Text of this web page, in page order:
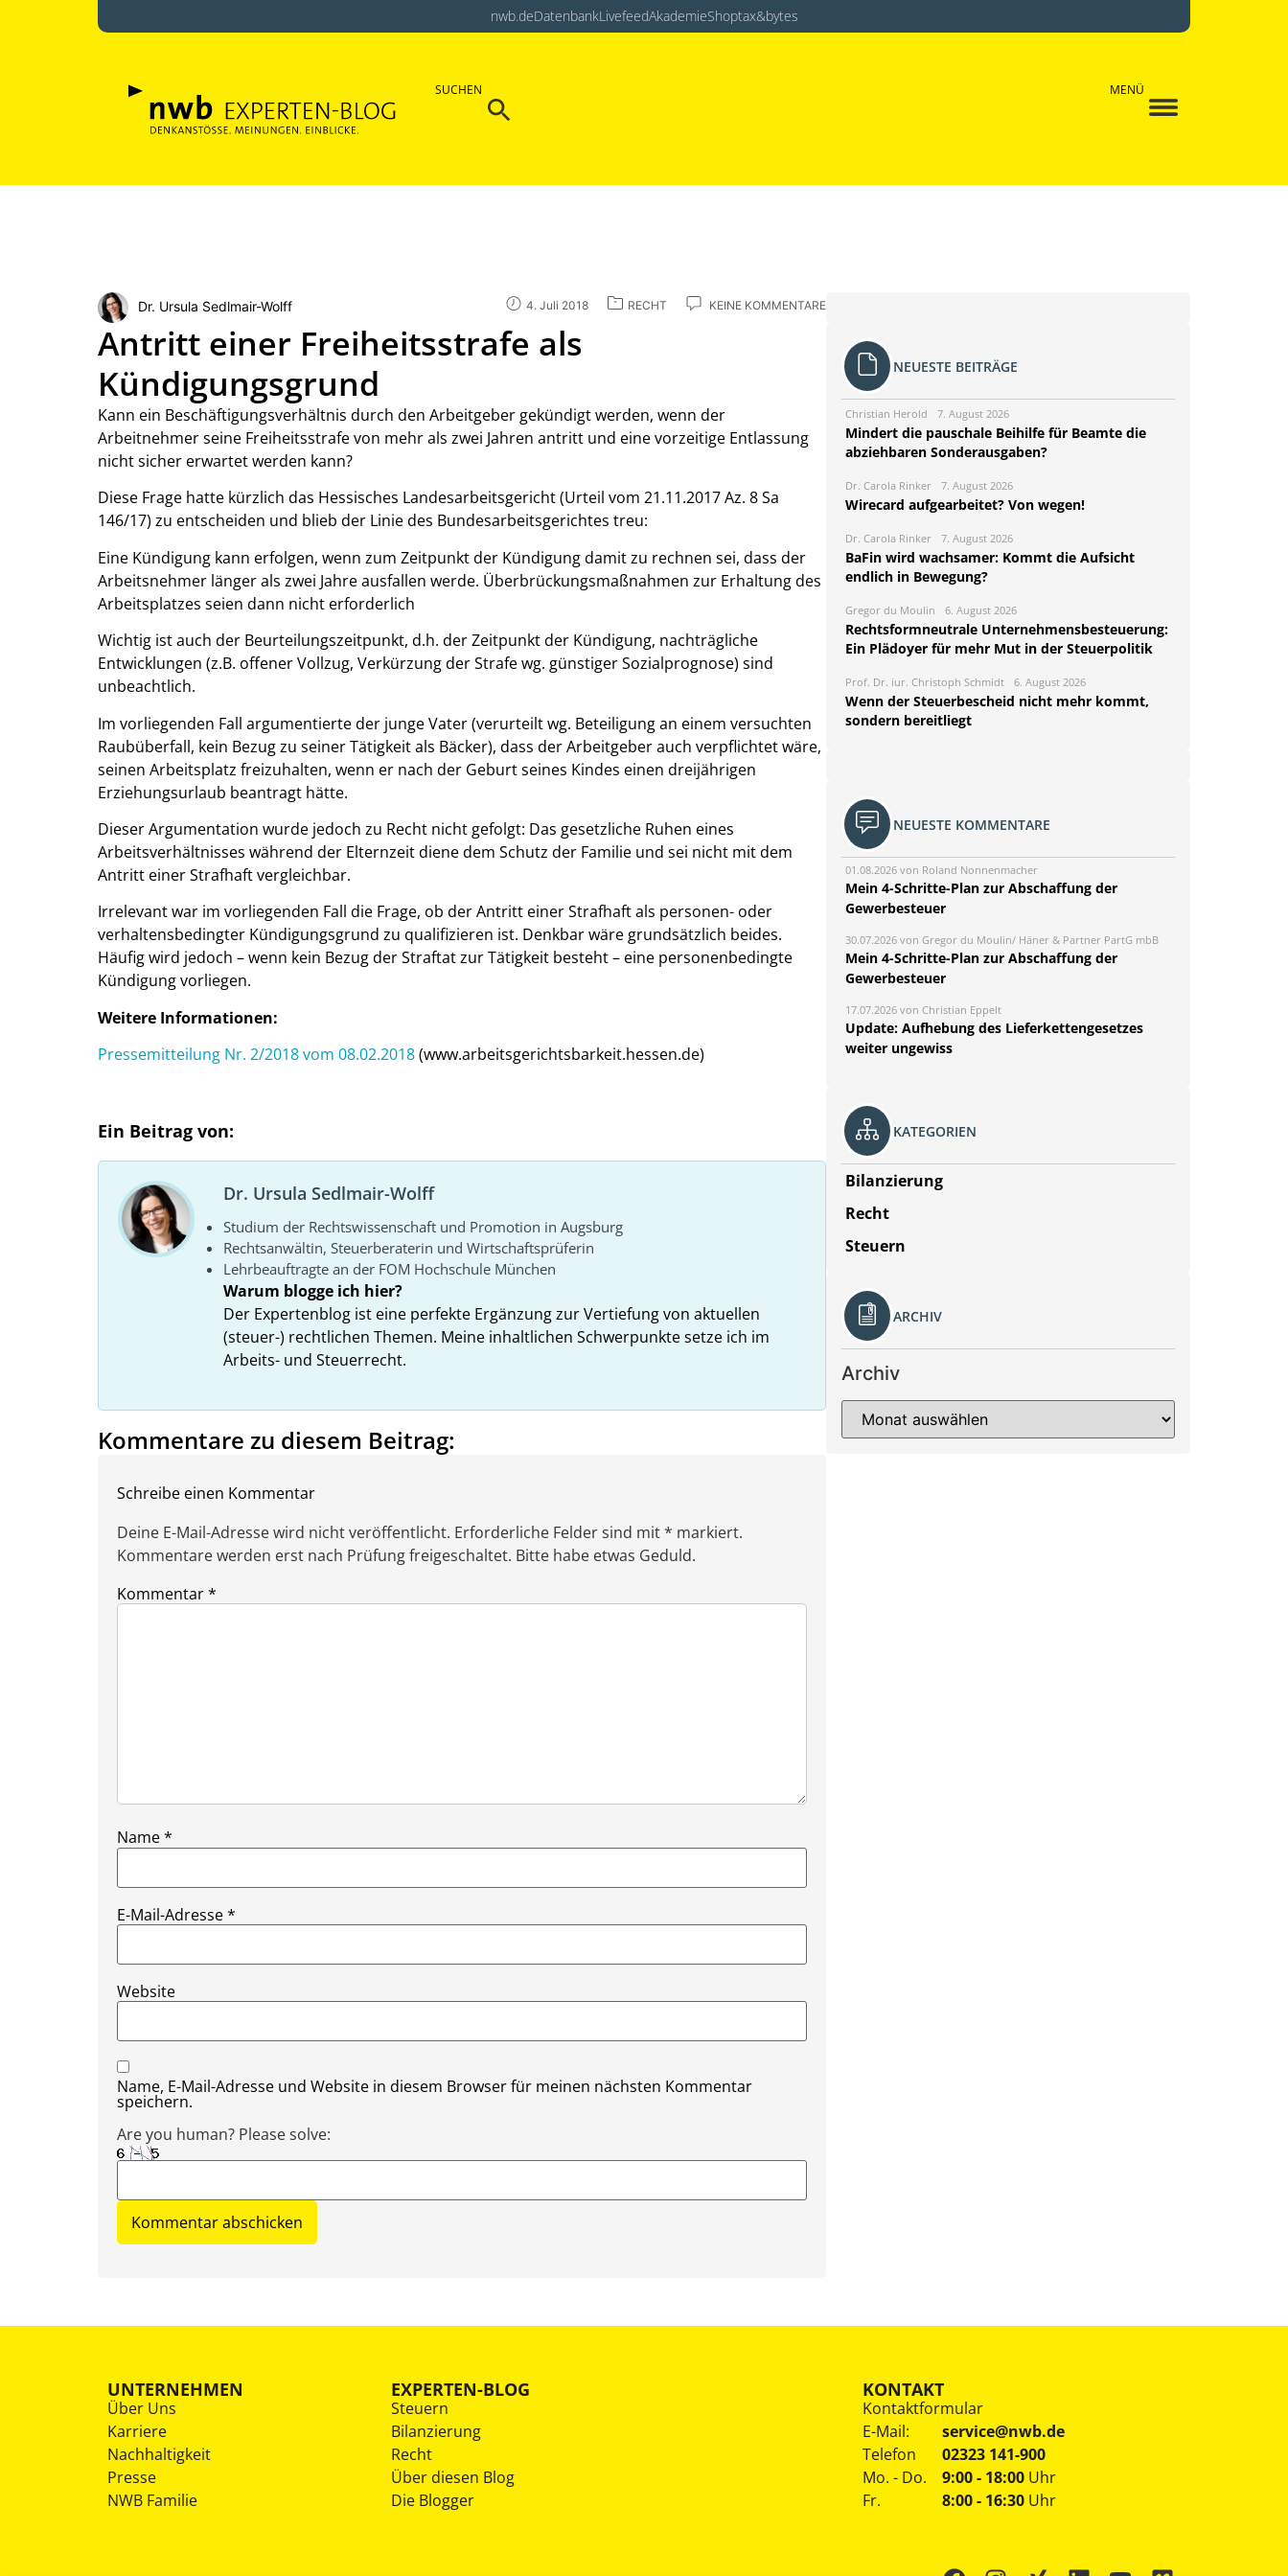
nwb.deDatenbankLivefeedAkademieShoptax&bytes
SUCHEN
Search
MENÜ
Dr. Ursula Sedlmair-Wolff 4. Juli 2018 RECHT KEINE KOMMENTARE
Antritt einer Freiheitsstrafe als
Kündigungsgrund
Kann ein Beschäftigungsverhältnis durch den Arbeitgeber gekündigt werden, wenn der
Arbeitnehmer seine Freiheitsstrafe von mehr als zwei Jahren antritt und eine vorzeitige Entlassung
nicht sicher erwartet werden kann?
Diese Frage hatte kürzlich das Hessisches Landesarbeitsgericht (Urteil vom 21.11.2017 Az. 8 Sa
146/17) zu entscheiden und blieb der Linie des Bundesarbeitsgerichtes treu:
Eine Kündigung kann erfolgen, wenn zum Zeitpunkt der Kündigung damit zu rechnen sei, dass der
Arbeitsnehmer länger als zwei Jahre ausfallen werde. Überbrückungsmaßnahmen zur Erhaltung des
Arbeitsplatzes seien dann nicht erforderlich
Wichtig ist auch der Beurteilungszeitpunkt, d.h. der Zeitpunkt der Kündigung, nachträgliche
Entwicklungen (z.B. offener Vollzug, Verkürzung der Strafe wg. günstiger Sozialprognose) sind
unbeachtlich.
Im vorliegenden Fall argumentierte der junge Vater (verurteilt wg. Beteiligung an einem versuchten
Raubüberfall, kein Bezug zu seiner Tätigkeit als Bäcker), dass der Arbeitgeber auch verpflichtet wäre,
seinen Arbeitsplatz freizuhalten, wenn er nach der Geburt seines Kindes einen dreijährigen
Erziehungsurlaub beantragt hätte.
Dieser Argumentation wurde jedoch zu Recht nicht gefolgt: Das gesetzliche Ruhen eines
Arbeitsverhältnisses während der Elternzeit diene dem Schutz der Familie und sei nicht mit dem
Antritt einer Strafhaft vergleichbar.
Irrelevant war im vorliegenden Fall die Frage, ob der Antritt einer Strafhaft als personen- oder
verhaltensbedingter Kündigungsgrund zu qualifizieren ist. Denkbar wäre grundsätzlich beides.
Häufig wird jedoch – wenn kein Bezug der Straftat zur Tätigkeit besteht – eine personenbedingte
Kündigung vorliegen.
Weitere Informationen:
Pressemitteilung Nr. 2/2018 vom 08.02.2018(www.arbeitsgerichtsbarkeit.hessen.de)
Ein Beitrag von:
Dr. Ursula Sedlmair-Wolff
Studium der Rechtswissenschaft und Promotion in Augsburg
Rechtsanwältin, Steuerberaterin und Wirtschaftsprüferin
Lehrbeauftragte an der FOM Hochschule München
Warum blogge ich hier?
Der Expertenblog ist eine perfekte Ergänzung zur Vertiefung von aktuellen
(steuer-) rechtlichen Themen. Meine inhaltlichen Schwerpunkte setze ich im
Arbeits- und Steuerrecht.
Kommentare zu diesem Beitrag:
Schreibe einen Kommentar
Deine E-Mail-Adresse wird nicht veröffentlicht. Erforderliche Felder sind mit * markiert.
Kommentare werden erst nach Prüfung freigeschaltet. Bitte habe etwas Geduld.
Kommentar*
Name*
E-Mail-Adresse*
Website
Name, E-Mail-Adresse und Website in diesem Browser für meinen nächsten Kommentar
speichern.
Are you human? Please solve:
NEUESTE BEITRÄGE
Christian Herold 7. August 2026
Mindert die pauschale Beihilfe für Beamte die
abziehbaren Sonderausgaben?
Dr. Carola Rinker 7. August 2026
Wirecard aufgearbeitet? Von wegen!
Dr. Carola Rinker 7. August 2026
BaFin wird wachsamer: Kommt die Aufsicht
endlich in Bewegung?
Gregor du Moulin 6. August 2026
Rechtsformneutrale Unternehmensbesteuerung:
Ein Plädoyer für mehr Mut in der Steuerpolitik
Prof. Dr. iur. Christoph Schmidt 6. August 2026
Wenn der Steuerbescheid nicht mehr kommt,
sondern bereitliegt
NEUESTE KOMMENTARE
01.08.2026 von Roland Nonnenmacher
Mein 4-Schritte-Plan zur Abschaffung der
Gewerbesteuer
30.07.2026 von Gregor du Moulin/ Häner & Partner PartG mbB
Mein 4-Schritte-Plan zur Abschaffung der
Gewerbesteuer
17.07.2026 von Christian Eppelt
Update: Aufhebung des Lieferkettengesetzes
weiter ungewiss
KATEGORIEN
Bilanzierung
Recht
Steuern
ARCHIV
Archiv
UNTERNEHMEN
Über Uns
Karriere
Nachhaltigkeit
Presse
NWB Familie
EXPERTEN-BLOG
Steuern
Bilanzierung
Recht
Über diesen Blog
Die Blogger
KONTAKT
Kontaktformular
E-Mail:
service@nwb.de
Telefon
02323 141-900
Mo. - Do.
Fr.
9:00 - 18:00 Uhr
8:00 - 16:30 Uhr